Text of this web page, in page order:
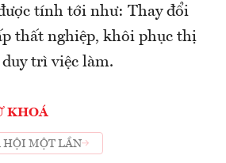
tính tới như: Thay đổi
thất nghiệp, khôi phục thị
trì việc làm.
KHOÁ
HỘI MỘT LẦN